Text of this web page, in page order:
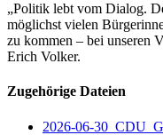
„Politik lebt vom Dialog.
möglichst vielen
zu kommen – bei unseren
Erich Volker.
Zugehörige Dateien
2026-06-